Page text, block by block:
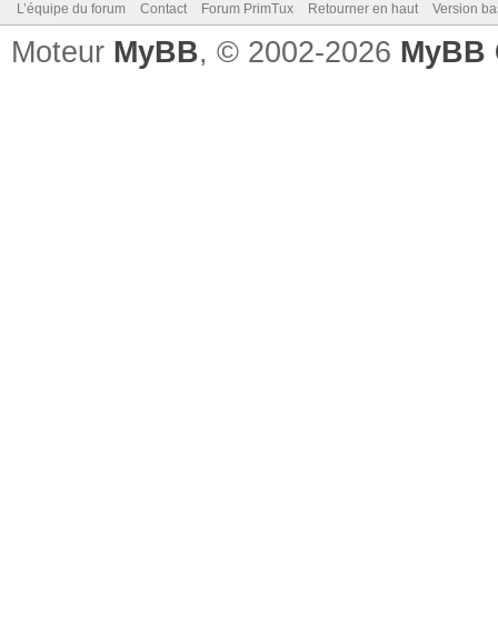
L’équipe du forum Contact Forum PrimTux Retourner en haut Version
Moteur MyBB, © 2002-2026 MyBB